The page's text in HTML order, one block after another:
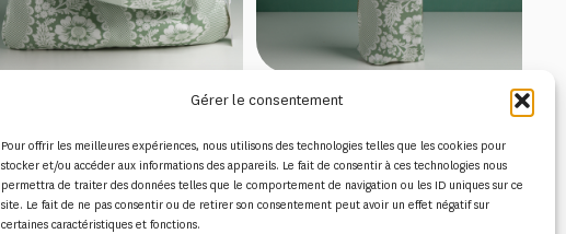
Gérer le consentement
Pour offrir les meilleures expériences, nous utilisons des technologies telles que les cookies pour
stocker et/ou accéder aux informations des appareils. Le fait de consentir à ces technologies nous
permettra de traiter des données telles que le comportement de navigation ou les ID uniques sur ce
site. Le fait de ne pas consentir ou de retirer son consentement peut avoir un effet négatif sur
certaines caractéristiques et fonctions.
HOUSSE ORDINATEUR “FLEURS
49,00€
SAC ISOTHERME “FLEURS
42,00€